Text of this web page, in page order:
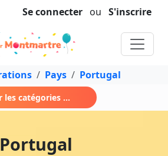
Se connecter ou S'inscrire
Pays Portugal
les catégories ...
Portugal